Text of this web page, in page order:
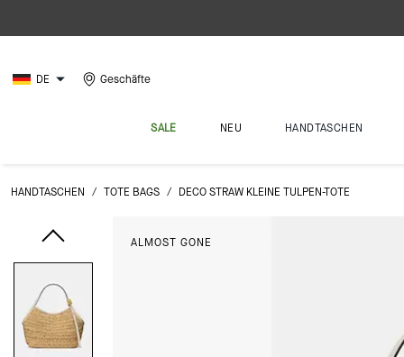
DE Geschäfte
SALE NEU HANDTASCHEN
HANDTASCHEN / TOTE BAGS / DECO STRAW KLEINE TULPEN-TOTE
ALMOST GONE